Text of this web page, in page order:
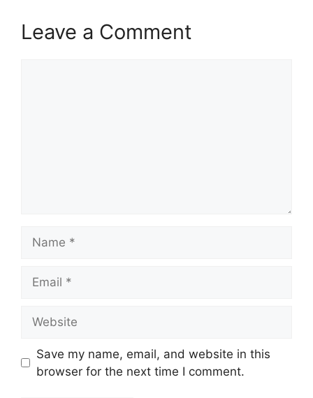
Leave a Comment
Save my name, email, and website in this
browser for the next time I comment.